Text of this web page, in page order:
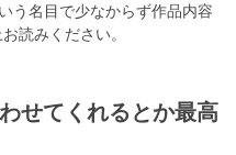
う名目で少なからず作品内容
読みください。
せてくれるとか最高